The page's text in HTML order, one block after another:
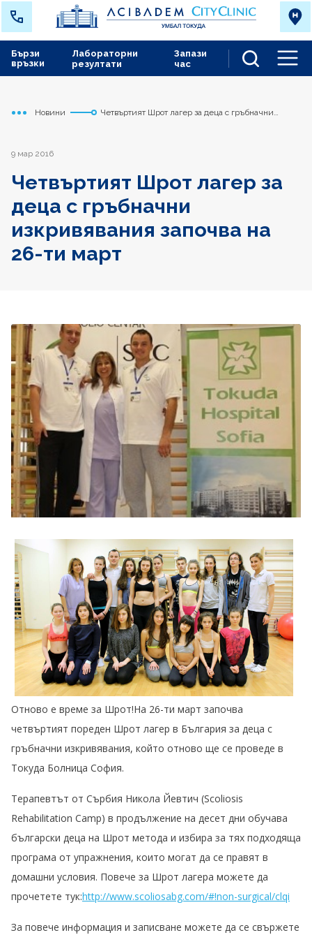
Лабораторни
резултати
Запази
час
Бързи
връзки
Начало
Токуда
Новини
Четвъртият Шрот лагер за деца с гръбначни
9 мар 2016
Четвъртият Шрот лагер за
деца с гръбначни
изкривявания започва на
26-ти март
Отново е време за Шрот!Нa 26-ти март започва
четвъртият пореден Шрот лагер в България за деца с
гръбначни изкривявания, който отново ще се проведе в
Токуда Болница София.
Терапевтът от Сърбия Никола Йевтич (Scoliosis
Rehabilitation Camp) в продължение на десет дни обучава
български деца на Шрот метода и избира за тях подходяща
програма от упражнения, които могат да се правят в
домашни условия. Повече за Шрот лагера можете да
прочетете тук:http://www.scoliosabg.com/#!non-surgical/clqi
За повече информация и записване можете да се свържете